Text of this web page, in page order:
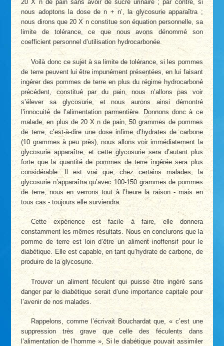
20 X n de pain sans avoir de sucre urinaire ; par contre, si
nous adoptons la dose de n + n’, la glycosurie apparaîtra ;
nous dirons que 20 X n constitue son équation personnelle, sa
limite de tolérance, ce que nous avons dénommé son
coefficient personnel d’utilisation hydrocarbonée.
Voilà donc ce sujet à sa limite de tolérance, si les pommes
de terre peuvent lui être impunément présentées, en lui faisant
ingérer des pommes de terre en plus du régime hydrocarboné
précédent, constitué par du pain, nous n’allons pas voir
s’élever sa glycosurie, et nous aurons ainsi démontré
l’innocuité de l’alimentation parmentière. Donnons donc à ce
malade, en plus de 20 X n de pain, 50 grammes de pommes
de terre, c’est-à-dire une dose infime d’hydrates de carbone
(10 grammes à peu près), nous allons voir immédiatement la
glycosurie apparaître, et cette glycosurie sera d’autant plus
forte que la quantité de pommes de terre ingérée sera plus
considérable. Il est vrai que, chez certains malades, la
glycosurie n’apparaîtra qu’avec 100-150 grammes de pommes
de terre, nous en verrons tout à l’heure la raison - mais en
tous cas - toujours elle surviendra.
Cette expérience est facile à faire, elle donnera
constamment les mêmes résultats. Nous en conclurons que la
pomme de terre est loin d’être un aliment inoffensif pour le
diabétique. Elle est capable, en tant qu’hydrate de carbone, de
produire de la glycosurie.
Trouver un aliment féculent qui puisse être ingéré sans
danger par le diabétique serait d’une importance capitale pour
l’avenir de nos malades.
Rappelons, comme l’écrivait Bouchardat que, « c’est une
suppression très grave que celle des féculents dans
l’alimentation de l’homme », Si le diabétique pouvait assimiler